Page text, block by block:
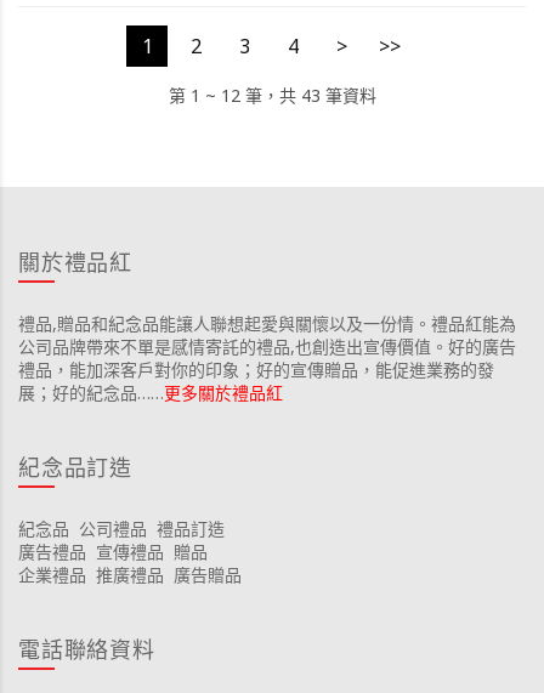
1 2 3 4 > >>
第 1 ~ 12 筆，共 43 筆資料
關於禮品紅
禮品,贈品和紀念品能讓人聯想起愛與關懷以及一份情。禮品紅能為
公司品牌帶來不單是感情寄託的禮品,也創造出宣傳價值。好的廣告
禮品，能加深客戶對你的印象；好的宣傳贈品，能促進業務的發
展；好的紀念品……更多關於禮品紅
紀念品訂造
紀念品 公司禮品 禮品訂造
廣告禮品 宣傳禮品 贈品
企業禮品 推廣禮品 廣告贈品
電話聯絡資料